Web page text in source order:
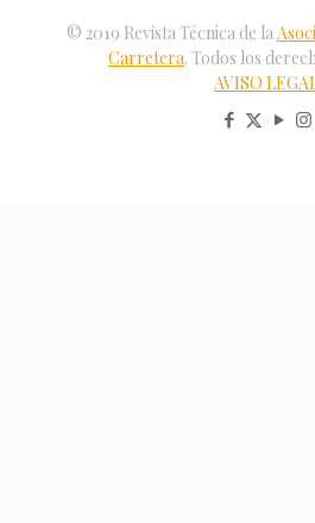
© 2019 Revista Técnica de la
Carretera. Todos los
AVISO